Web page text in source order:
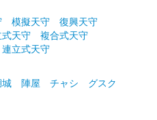
模擬天守
復興天守
天守
複合式天守
連立式天守
陣屋 チャシ
グスク